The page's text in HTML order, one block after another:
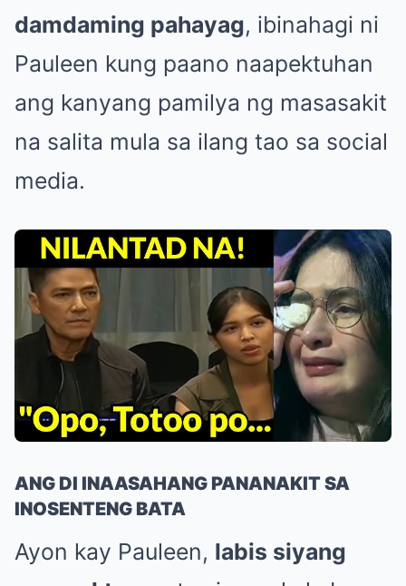
damdaming pahayag, ibinahagi ni
Pauleen kung paano naapektuhan
ang kanyang pamilya ng masasakit
na salita mula sa ilang tao sa social
media.
ANG DI INAASAHANG PANANAKIT SA
INOSENTENG BATA
Ayon kay Pauleen, labis siyang